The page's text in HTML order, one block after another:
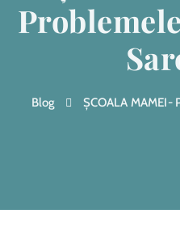
Blog ȘCOALA MAMEI-